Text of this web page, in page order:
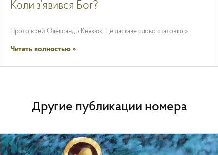
Коли з’явився Бог?
Протоієрей Олександр Князюк. Це ласкаве слово «таточко!»
Читать полностью »
Другие публикации номера